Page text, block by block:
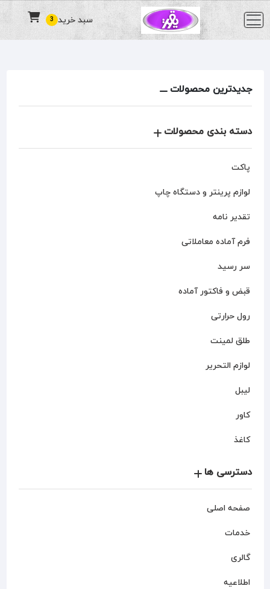
3 سبد خرید
جدیدترین محصولات
دسته بندی محصولات
پاکت
لوازم پرینتر و دستگاه چاپ
تقدیر نامه
فرم آماده معاملاتی
سر رسید
قبض و فاکتور آماده
رول حرارتی
طلق لمینت
لوازم التحریر
لیبل
کاور
کاغذ
دسترسی ها
صفحه اصلی
خدمات
گالری
اطلاعیه